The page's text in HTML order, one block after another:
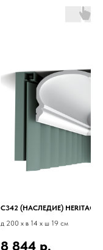
C342 (НАСЛЕДИЕ) HERITAGE
д 200 x в 14 x ш 19 см
8 844 р.